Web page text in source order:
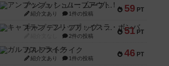
59 PT
アンブッシュ！：ムーブアウト！
紹介文あり 1件の投稿
51 PT
キャプテン・フリップ：イスラ・ボンバ
2件の投稿
46 PT
ガルフストライク
紹介文あり 1件の投稿